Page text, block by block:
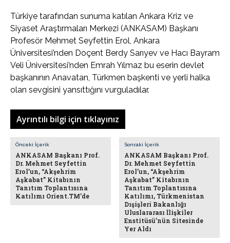
Türkiye tarafından sunuma katılan Ankara Kriz ve
Siyaset Araştırmaları Merkezi (ANKASAM) Başkanı
Profesör Mehmet Seyfettin Erol, Ankara
Üniversitesi’nden Doçent Berdy Sarıyev ve Hacı Bayram
Veli Üniversitesi’nden Emrah Yılmaz bu eserin devlet
başkanının Anavatan, Türkmen başkenti ve yerli halka
olan sevgisini yansıttığını vurguladılar.
Ayrıntılı bilgi için tıklayınız
Önceki İçerik
ANKASAM Başkanı Prof.
Dr. Mehmet Seyfettin
Erol’un, “Akşehrim
Aşkabat” Kitabının
Tanıtım Toplantısına
Katılımı Orient.TM’de
Sonraki İçerik
ANKASAM Başkanı Prof.
Dr. Mehmet Seyfettin
Erol’un, “Akşehrim
Aşkabat” Kitabının
Tanıtım Toplantısına
Katılımı, Türkmenistan
Dışişleri Bakanlığı
Uluslararası İlişkiler
Enstitüsü’nün Sitesinde
Yer Aldı